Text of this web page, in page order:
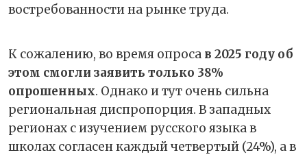
востребованности на рынке труда.
К сожалению, во время опроса в 2025 году об
этом смогли заявить только 38%
опрошенных. Однако и тут очень сильна
региональная диспропорция. В западных
регионах с изучением русского языка в
школах согласен каждый четвертый (24%), а в